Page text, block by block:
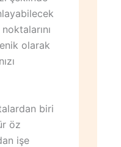
olarak
biri
öz
işe